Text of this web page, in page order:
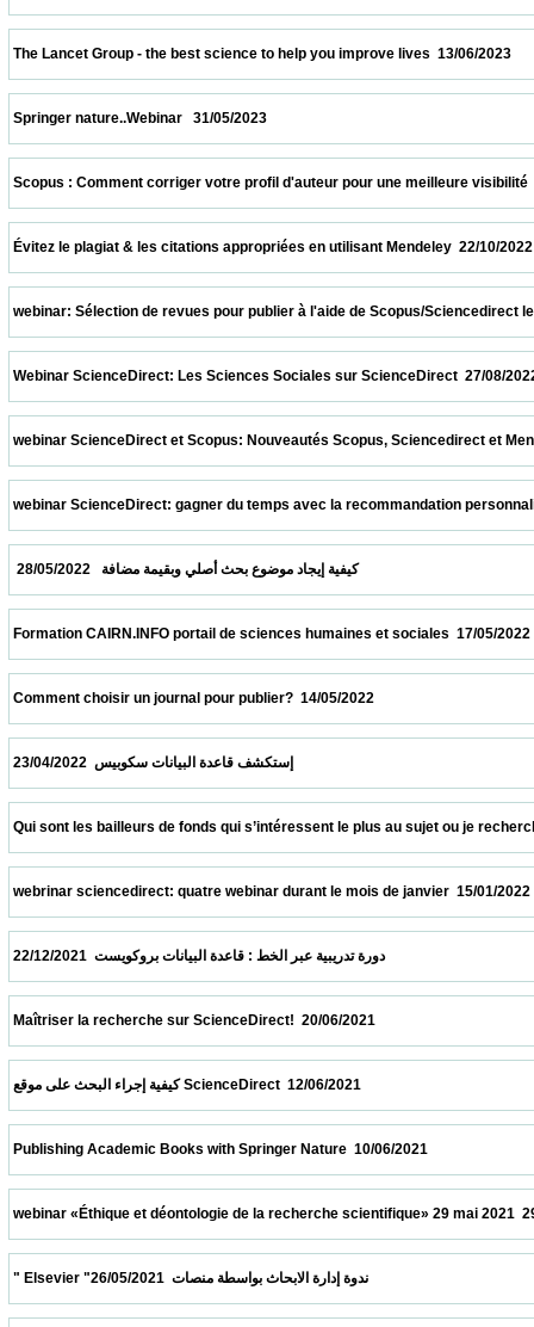
The Lancet Group - the best science to help you improve lives
Springer nature..Webinar   31/05/2023
Scopus : Comment corriger votre profil d'auteur pour une
Évitez le plagiat & les citations appropriées en utilisant
webinar: Sélection de revues pour publier à l'aide de Scopus/
Webinar ScienceDirect: Les Sciences Sociales sur
webinar ScienceDirect et Scopus: Nouveautés Scopus,
webinar ScienceDirect: gagner du temps avec la recommandation
كيفية إيجاد موضوع بحث أصلي وبقيمة مضافة   28/05/2022
Formation CAIRN.INFO portail de sciences humaines et
Comment choisir un journal pour publier?  14/05/2022
Qui sont les bailleurs de fonds qui s’intéressent le plus au sujet
webrinar sciencedirect: quatre webinar durant le mois de janvier
دورة تدريبية عبر الخط : قاعدة البيانات بروكويست  22/12/2021
Maîtriser la recherche sur ScienceDirect!  20/06/2021
كيفية إجراء البحث على موقع ScienceDirect  12/06/2021
Publishing Academic Books with Springer Nature  10/06/2021
webinar «Éthique et déontologie de la recherche scientifique» 29